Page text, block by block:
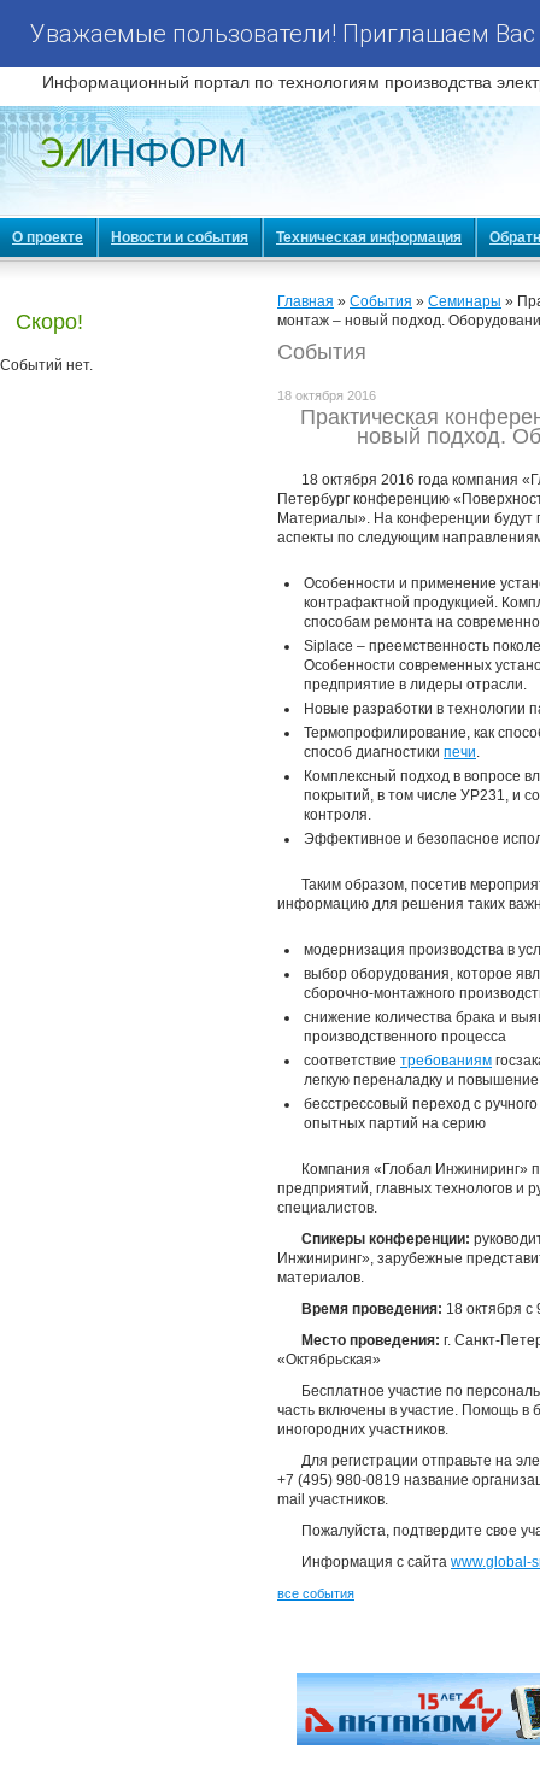
Уважаемые пользователи! Приглашаем
Информационный портал по технологиям производства
О проекте Новости и события Техническая информация
Скоро!
Событий нет.
Главная » События » Семинары »
монтаж – новый подход.
События
18 октября 2016
Практическая
новый подход.
18 октября 2016 года компания
Петербург конференцию
Материалы». На конференции будут
аспекты по следующим
Особенности и применение
контрафактной продукцией.
способам ремонта на
Siplace – преемственность
Особенности современных
предприятие в лидеры отрасли.
Новые разработки в технологии
Термопрофилирование, как
способ диагностики печи.
Комплексный подход в вопросе
покрытий, в том числе УР231, и
контроля.
Эффективное и безопасное
Таким образом, посетив
информацию для решения таких
модернизация производства в
выбор оборудования, которое
сборочно-монтажного
снижение количества брака и
производственного процесса
соответствие требованиям
легкую переналадку и повышение
бесстрессовый переход с
опытных партий на серию
Компания «Глобал Инжиниринг»
предприятий, главных технологов и
специалистов.
Спикеры конференции:
Инжиниринг», зарубежные
материалов.
Время проведения: 18 октября с
Место проведения: г. Санкт-
«Октябрьская»
Бесплатное участие по
часть включены в участие. Помощь
иногородних участников.
Для регистрации отправьте на
+7 (495) 980-0819 название
mail участников.
Пожалуйста, подтвердите свое
Информация с сайта www.global-
все события